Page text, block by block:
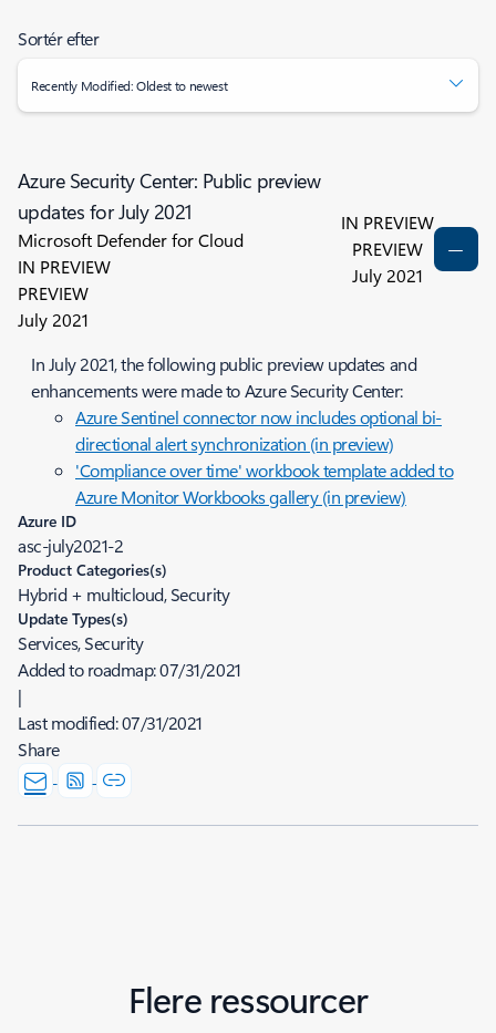
Sortér efter
Recently Modified: Oldest to newest
Azure Security Center: Public preview
updates for July 2021
Microsoft Defender for Cloud
IN PREVIEW
PREVIEW
July 2021
IN PREVIEW
PREVIEW
July 2021
In July 2021, the following public preview updates and
enhancements were made to Azure Security Center:
Azure Sentinel connector now includes optional bi-
directional alert synchronization (in preview)
'Compliance over time' workbook template added to
Azure Monitor Workbooks gallery (in preview)
Azure ID
asc-july2021-2
Product Categories(s)
Hybrid + multicloud, Security
Update Types(s)
Services, Security
Added to roadmap:07/31/2021
|
Last modified:07/31/2021
Share
Flere ressourcer